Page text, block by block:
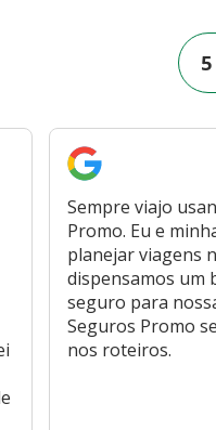
Sempre viajo
Promo. Eu e
planejar viagens
dispensamos um
seguro para
Seguros Promo
nos roteiros.